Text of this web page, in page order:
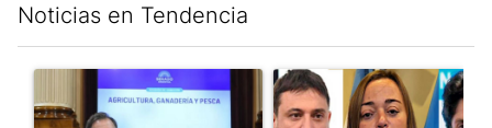
Noticias en Tendencia
Un artículo de tendencia con el título "Di Tullio impugnó a
Un artículo de tendencia con